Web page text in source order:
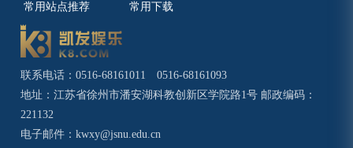
常用站点推荐 常用下载
联系电话：0516-68161011 0516-68161093
地址：江苏省徐州市潘安湖科教创新区学院路1号 邮政编码：
221132
电子邮件：kwxy@jsnu.edu.cn